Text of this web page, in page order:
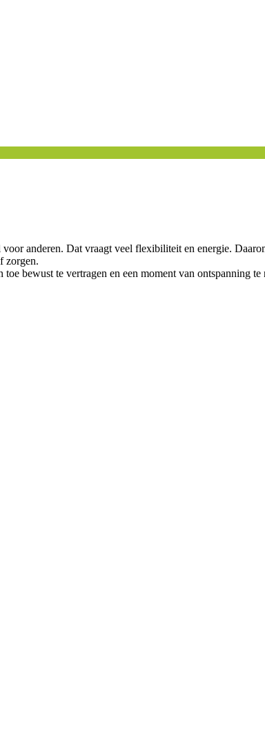
anderen. Dat vraagt veel flexibiliteit en energie.
zorgen.
bewust te vertragen en een moment van ontspanning